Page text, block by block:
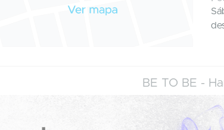
BE TO BE -